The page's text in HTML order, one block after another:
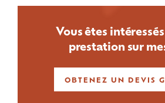
Vous êtes
prestation sur
OBTENEZ UN DEVIS